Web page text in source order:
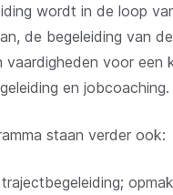
wordt in de loop
de begeleiding van
vaardigheden voor een
en jobcoaching.
staan verder ook: